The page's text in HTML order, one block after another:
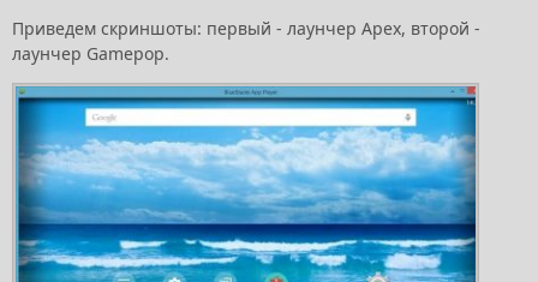
Приведем скриншоты: первый - лаунчер Apex, второй -
лаунчер Gamepop.